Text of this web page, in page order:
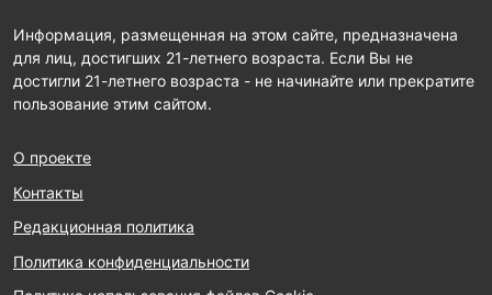
Информация, размещенная на этом сайте, предназначена
для лиц, достигших 21-летнего возраста. Если Вы не
достигли 21-летнего возраста - не начинайте или прекратите
пользование этим сайтом.
О проекте
Контакты
Редакционная политика
Политика конфиденциальности